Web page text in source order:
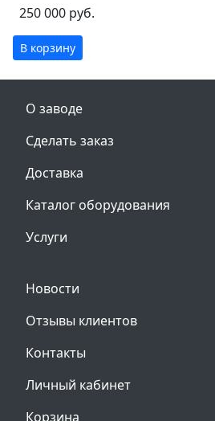
250 000 руб.
В корзину
О заводе
Сделать заказ
Доставка
Каталог оборудования
Услуги
Новости
Отзывы клиентов
Контакты
Личный кабинет
Корзина